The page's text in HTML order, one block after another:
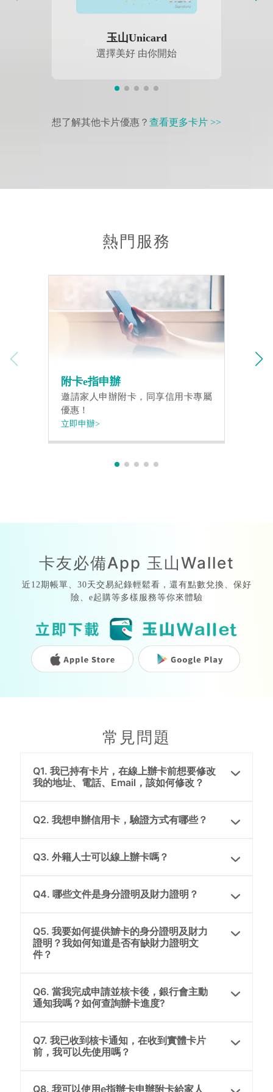
玉山Unicard
選擇美好 由你開始
想了解其他卡片優惠？ 查看更多卡片 >>
熱門服務
附卡e指申辦
邀請家人申辦附卡，同享信用卡專屬
優惠！
立即申辦>
卡友必備App 玉山Wallet
近12期帳單、30天交易紀錄輕鬆看，還有點數兌換、保好
險、e起購等多樣服務等你來體驗
常見問題
Q1. 我已持有卡片，在線上辦卡前想要修改
我的地址、電話、Email，該如何修改？
Q2. 我想申辦信用卡，驗證方式有哪些？
Q3. 外籍人士可以線上辦卡嗎？
Q4. 哪些文件是身分證明及財力證明？
Q5. 我要如何提供辧卡的身分證明及財力
證明？我如何知道是否有缺財力證明文
件？
Q6. 當我完成申請並核卡後，銀行會主動
通知我嗎？如何查詢辦卡進度?
Q7. 我已收到核卡通知，在收到實體卡片
前，我可以先使用嗎？
Q8. 我可以使用e指辦卡申辦附卡給家人